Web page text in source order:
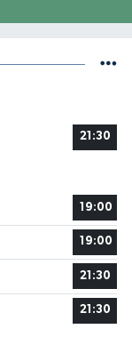
21:30
19:00
19:00
21:30
21:30